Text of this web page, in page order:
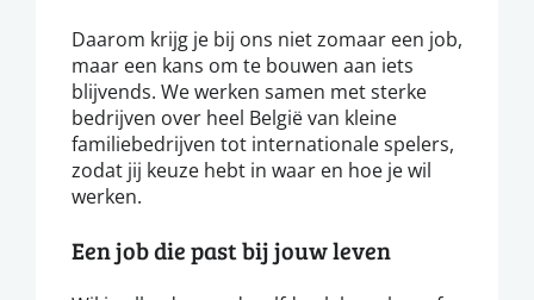
Daarom krijg je bij ons niet zomaar een job,
maar een kans om te bouwen aan iets
blijvends. We werken samen met sterke
bedrijven over heel België van kleine
familiebedrijven tot internationale spelers,
zodat jij keuze hebt in waar en hoe je wil
werken.
Een job die past bij jouw leven